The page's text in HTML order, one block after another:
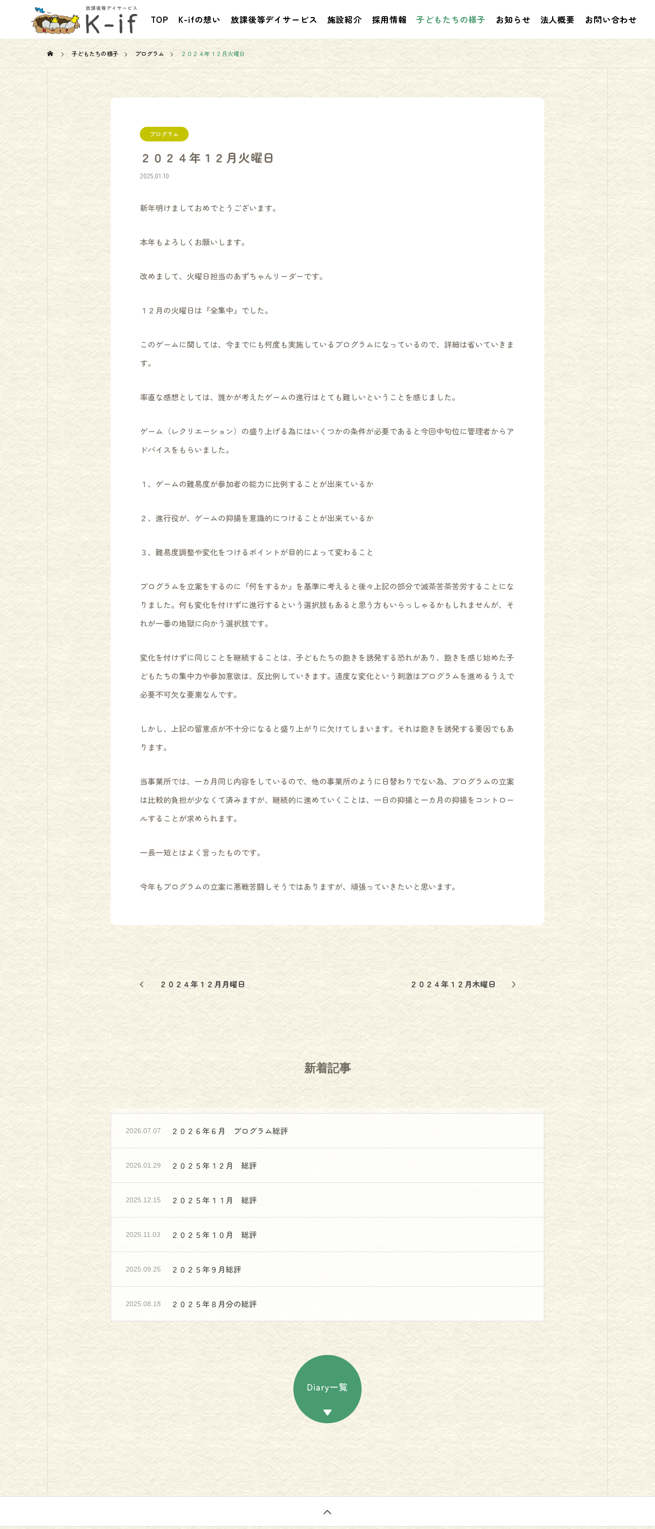
TOP K-ifの想い 放課後等デイサービス 施設紹介 採用情報 子どもたちの様子 お知らせ 法人概要 お問い合わせ
お知らせ
行動援護従事者養成研修課程
お知らせ お知らせ お知らせ お
子どもたちの様子 プログラム ２０２４年１２月火曜日
プログラム
２０２４年１２月火曜日
2025.01.10
新年明けましておめでとうございます。
本年もよろしくお願いします。
改めまして、火曜日担当のあずちゃんリーダーです。
１２月の火曜日は『全集中』でした。
このゲームに関しては、今までにも何度も実施しているプログラムになっているので、詳細は省いていきま
す。
率直な感想としては、誰かが考えたゲームの進行はとても難しいということを感じました。
ゲーム（レクリエーション）の盛り上げる為にはいくつかの条件が必要であると今回中旬位に管理者からア
ドバイスをもらいました。
１、ゲームの難易度が参加者の能力に比例することが出来ているか
２、進行役が、ゲームの抑揚を意識的につけることが出来ているか
３、難易度調整や変化をつけるポイントが目的によって変わること
プログラムを立案をするのに『何をするか』を基準に考えると後々上記の部分で滅茶苦茶苦労することにな
りました。何も変化を付けずに進行するという選択肢もあると思う方もいらっしゃるかもしれませんが、そ
れが一番の地獄に向かう選択肢です。
変化を付けずに同じことを継続することは、子どもたちの飽きを誘発する恐れがあり、飽きを感じ始めた子
どもたちの集中力や参加意欲は、反比例していきます。適度な変化という刺激はプログラムを進めるうえで
必要不可欠な要素なんです。
しかし、上記の留意点が不十分になると盛り上がりに欠けてしまいます。それは飽きを誘発する要因でもあ
ります。
当事業所では、一カ月同じ内容をしているので、他の事業所のように日替わりでない為、プログラムの立案
は比較的負担が少なくて済みますが、継続的に進めていくことは、一日の抑揚と一カ月の抑揚をコントロー
ルすることが求められます。
一長一短とはよく言ったものです。
今年もプログラムの立案に悪戦苦闘しそうではありますが、頑張っていきたいと思います。
２０２４年１２月月曜日 ２０２４年１２月木曜日
新着記事
2026.07.07 ２０２６年６月 プログラム総評
2026.01.29 ２０２５年１２月 総評
2025.12.15 ２０２５年１１月 総評
2025.11.03 ２０２５年１０月 総評
2025.09.25 ２０２５年９月総評
2025.08.18 ２０２５年８月分の総評
Diary一覧